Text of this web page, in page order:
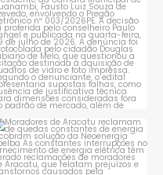
Moradores de Aracatu
reclamam de quedas
constantes ...
1 0